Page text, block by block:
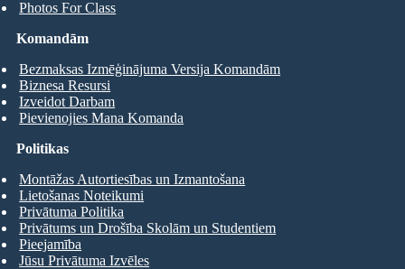
Photos For Class
Komandām
Bezmaksas Izmēģinājuma Versija Komandām
Biznesa Resursi
Izveidot Darbam
Pievienojies Mana Komanda
Politikas
Montāžas Autortiesības un Izmantošana
Lietošanas Noteikumi
Privātuma Politika
Privātums un Drošība Skolām un Studentiem
Pieejamība
Jūsu Privātuma Izvēles